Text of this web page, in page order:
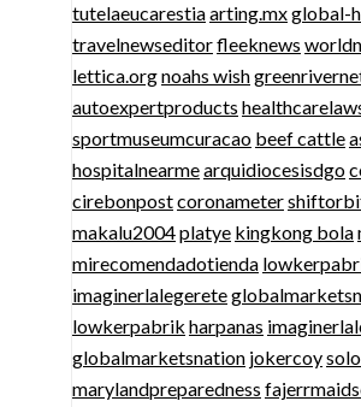
tutelaeucarestiaarting.mxglobal-
travelnewseditorfleeknews
lettica.orgnoahs wish
autoexpertproducts
sportmuseumcuracao beef cattle
hospitalnearmearquidiocesisdgo
cirebonpostcoronameter
makalu2004platye kingkong bola
mirecomendadotienda
imaginerlalegerete
lowkerpabrik harpanas
globalmarketsnation jokercoy
marylandpreparedness